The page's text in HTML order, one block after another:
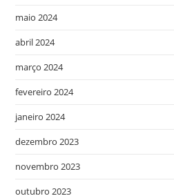
maio 2024
abril 2024
março 2024
fevereiro 2024
janeiro 2024
dezembro 2023
novembro 2023
outubro 2023